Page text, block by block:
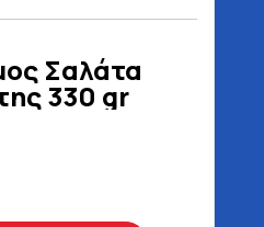
Σαλάτα
330 gr